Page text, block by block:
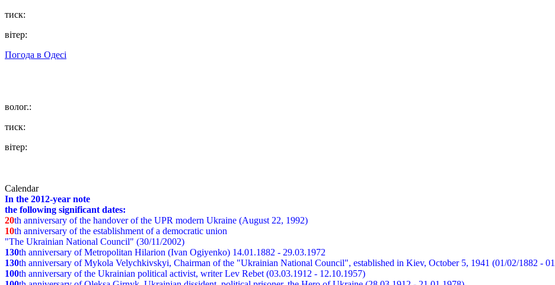
тиск:
вітер:
Погода в Одесі
волог.:
тиск:
вітер:
Calendar
In the 2012-year note
the following significant dates:
20th anniversary of the handover of the UPR modern Ukraine (August 22, 1992)
10th anniversary of the establishment of a democratic union
"The Ukrainian National Council" (30/11/2002)
130th anniversary of Metropolitan Hilarion (Ivan Ogiyenko) 14.01.1882 - 29.03.1972
130th anniversary of Mykola Velychkivskyi, Chairman of the "Ukrainian National Council", established in Kiev, October 5, 1941 (01/02/1882 -
100th anniversary of the Ukrainian political activist, writer Lev Rebet (03.03.1912 - 12.10.1957)